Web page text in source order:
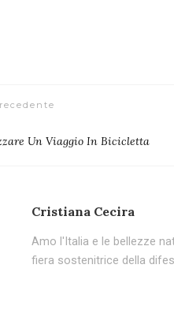
Un Viaggio In Bicicletta
Cristiana Cecira
Amo l'Italia e le bellezze
fiera sostenitrice della